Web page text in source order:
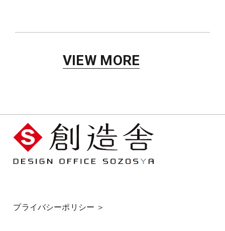
VIEW MORE
プライバシーポリシー ＞